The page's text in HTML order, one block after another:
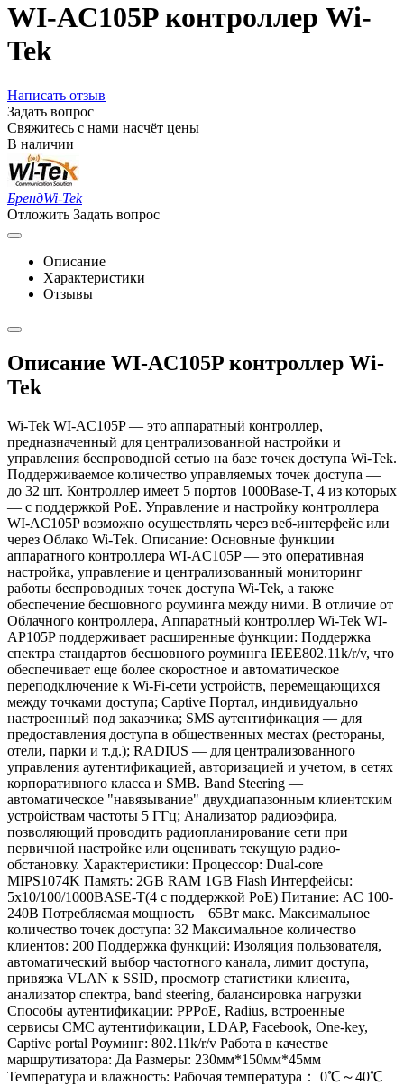
WI-AC105P контроллер Wi-
Tek
Написать отзыв
Задать вопрос
Свяжитесь с нами насчёт цены
В наличии
БрендWi-Tek
Отложить Задать вопрос
Описание
Характеристики
Отзывы
Описание WI-AC105P контроллер Wi-
Tek
Wi-Tek WI-AС105P — это аппаратный контроллер,
предназначенный для централизованной настройки и
управления беспроводной сетью на базе точек доступа Wi-Tek.
Поддерживаемое количество управляемых точек доступа —
до 32 шт. Контроллер имеет 5 портов 1000Base-T, 4 из которых
— с поддержкой PoE. Управление и настройку контроллера
WI-AC105P возможно осуществлять через веб-интерфейс или
через Облако Wi-Tek. Описание: Основные функции
аппаратного контроллера WI-AC105P — это оперативная
настройка, управление и централизованный мониторинг
работы беспроводных точек доступа Wi-Tek, а также
обеспечение бесшовного роуминга между ними. В отличие от
Облачного контроллера, Аппаратный контроллер Wi-Tek WI-
AP105P поддерживает расширенные функции: Поддержка
спектра стандартов бесшовного роуминга IEEE802.11k/r/v, что
обеспечивает еще более скоростное и автоматическое
переподключение к Wi-Fi-сети устройств, перемещающихся
между точками доступа; Captive Портал, индивидуально
настроенный под заказчика; SMS аутентификация — для
предоставления доступа в общественных местах (рестораны,
отели, парки и т.д.); RADIUS — для централизованного
управления аутентификацией, авторизацией и учетом, в сетях
корпоративного класса и SMB. Band Steering —
автоматическое "навязывание" двухдиапазонным клиентским
устройствам частоты 5 ГГц; Анализатор радиоэфира,
позволяющий проводить радиопланирование сети при
первичной настройке или оценивать текущую радио-
обстановку. Характеристики: Процессор: Dual-core
MIPS1074K Память: 2GB RAM 1GB Flash Интерфейсы:
5x10/100/1000BASE-T(4 с поддержкой PoE) Питание: AC 100-
240В Потребляемая мощность 65Вт макс. Максимальное
количество точек доступа: 32 Максимальное количество
клиентов: 200 Поддержка функций: Изоляция пользователя,
автоматический выбор частотного канала, лимит доступа,
привязка VLAN к SSID, просмотр статистики клиента,
анализатор спектра, band steering, балансировка нагрузки
Способы аутентификации: PPPoE, Radius, встроенные
сервисы СМС аутентификации, LDAP, Facebook, One-key,
Captive portal Роуминг: 802.11k/r/v Работа в качестве
маршрутизатора: Да Размеры: 230мм*150мм*45мм
Температура и влажность: Рабочая температура： 0℃～40℃